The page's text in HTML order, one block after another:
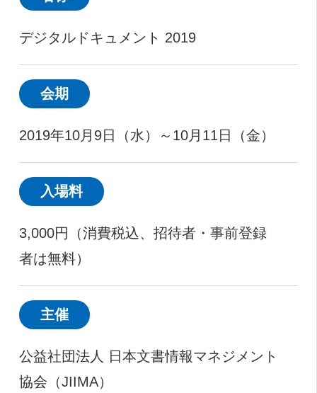
デジタルドキュメント 2019
会期
2019年10月9日（水）～10月11日（金）
入場料
3,000円（消費税込、招待者・事前登録
者は無料）
主催
公益社団法人 日本文書情報マネジメント
協会（JIIMA）